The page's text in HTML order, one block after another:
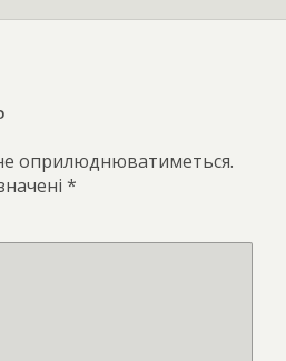
оприлюднюватиметься.
*